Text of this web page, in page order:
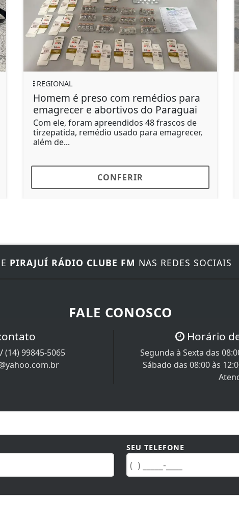
com remédios para
do Paraguai
48 frascos de
usado para emagrecer,
Preso em Bauru
investigado por
Segundo a Polícia Civil,
expressiva atuação no
PIRAJUÍ RÁDIO CLUBE FM NAS REDES SOCIAIS
FALE CONOSCO
/(14) 99845-5065
Horário
Segunda à Sexta das
Sábado das 08:00 às
SEU TELEFONE